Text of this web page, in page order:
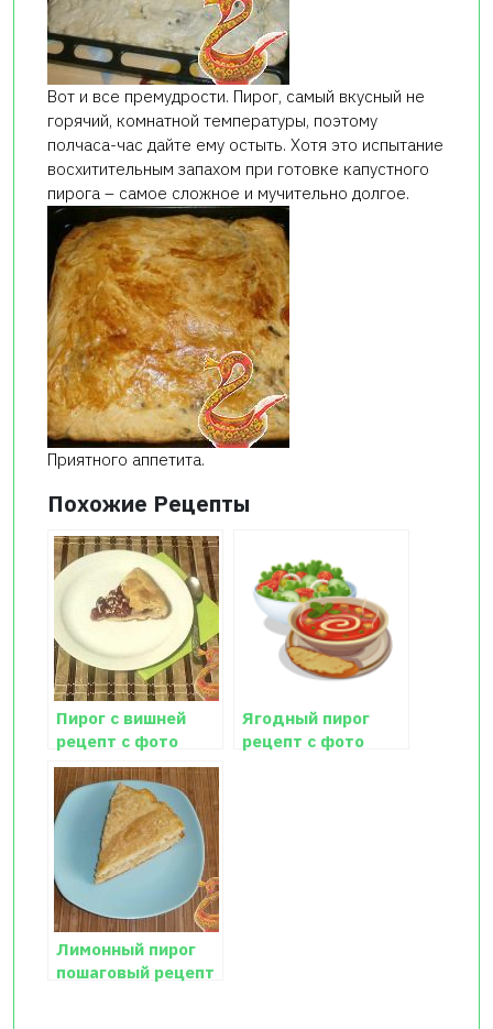
Вот и все премудрости. Пирог, самый вкусный не
горячий, комнатной температуры, поэтому
полчаса-час дайте ему остыть. Хотя это испытание
восхитительным запахом при готовке капустного
пирога – самое сложное и мучительно долгое.
Приятного аппетита.
Похожие Рецепты
Пирог с вишней
рецепт с фото
пошагово
Ягодный пирог
рецепт с фото
Лимонный пирог
пошаговый рецепт